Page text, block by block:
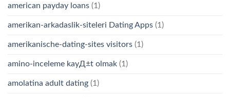
american payday loans (1)
amerikan-arkadaslik-siteleri Dating Apps (1)
amerikanische-dating-sites visitors (1)
amino-inceleme kayД±t olmak (1)
amolatina adult dating (1)